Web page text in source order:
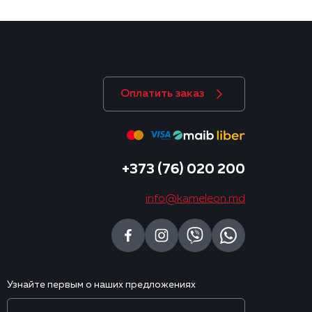
Узнайте первым о наших предложениях
Оплатить заказ
+373 (76) 020 200
info@kameleon.md